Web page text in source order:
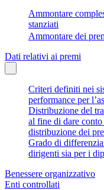
Ammontare
stanziati
Ammontare dei
Dati relativi ai premi
Criteri definiti nei
performance per
Distribuzione del
al fine di dare
distribuzione dei
Grado di
dirigenti sia per i
Benessere organizzativo
Enti controllati